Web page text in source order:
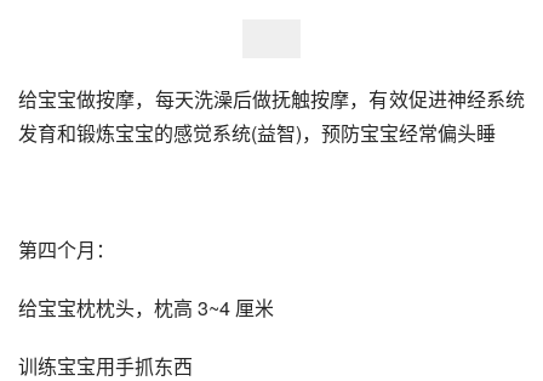
给宝宝做按摩，每天洗澡后做抚触按摩，有效促进神经系统
发育和锻炼宝宝的感觉系统(益智)，预防宝宝经常偏头睡
第四个月：
给宝宝枕枕头，枕高 3~4 厘米
训练宝宝用手抓东西